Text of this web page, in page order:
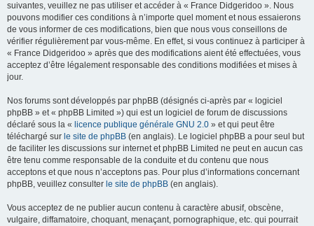
suivantes, veuillez ne pas utiliser et accéder à « France Didgeridoo ». Nous
pouvons modifier ces conditions à n’importe quel moment et nous essaierons
de vous informer de ces modifications, bien que nous vous conseillons de
vérifier régulièrement par vous-même. En effet, si vous continuez à participer à
« France Didgeridoo » après que des modifications aient été effectuées, vous
acceptez d’être légalement responsable des conditions modifiées et mises à
jour.
Nos forums sont développés par phpBB (désignés ci-après par « logiciel
phpBB » et « phpBB Limited ») qui est un logiciel de forum de discussions
déclaré sous la « licence publique générale GNU 2.0 » et qui peut être
téléchargé sur le site de phpBB (en anglais). Le logiciel phpBB a pour seul but
de faciliter les discussions sur internet et phpBB Limited ne peut en aucun cas
être tenu comme responsable de la conduite et du contenu que nous
acceptons et que nous n’acceptons pas. Pour plus d’informations concernant
phpBB, veuillez consulter le site de phpBB (en anglais).
Vous acceptez de ne publier aucun contenu à caractère abusif, obscène,
vulgaire, diffamatoire, choquant, menaçant, pornographique, etc. qui pourrait